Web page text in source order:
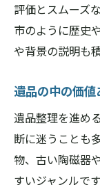
評価とスムーズ
市のように歴史
や背景の説明も
遺品の中の価
遺品整理を進め
断に迷うことも
物、古い陶磁器
すいジャンルで